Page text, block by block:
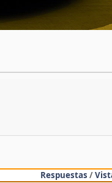
Respuestas /